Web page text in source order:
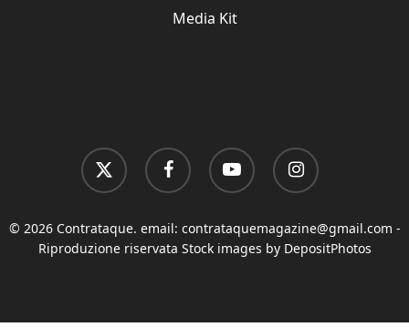
Media Kit
x-
twitter
facebook youtube instagram
© 2026 Contrataque. email: contrataquemagazine@gmail.com -
Riproduzione riservata Stock images by DepositPhotos